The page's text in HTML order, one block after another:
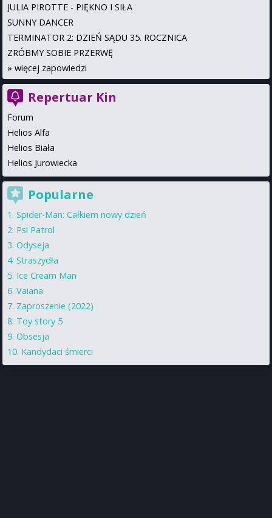
JULIA PIROTTE - PIĘKNO I SIŁA
SUNNY DANCER
TERMINATOR 2: DZIEŃ SĄDU 35. ROCZNICA
ZRÓBMY SOBIE PRZERWĘ
» więcej zapowiedzi
Repertuar Kin
Forum
Helios Alfa
Helios Biała
Helios Jurowiecka
Popularne
Spider-Man: Całkiem nowy dzień
Psi Patrol
Odyseja
Straszydła
Ice Cream Man
Vaiana
Zaproszenie (2022)
Toy story 5
Obsesja
Kandydaci śmierci